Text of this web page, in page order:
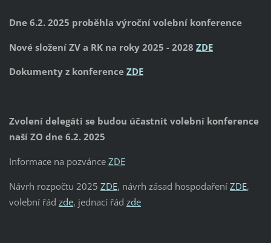
Dne 6.2. 2025 proběhla výroční volební konference
Nové složení ZV a RK na roky 2025 - 2028 ZDE
Dokumenty z konference ZDE
Zvolení delegáti se budou účastnit volební konference
naší ZO dne 6.2. 2025
Informace na pozvánce ZDE
Návrh rozpočtu 2025 ZDE, návrh zásad hospodaření ZDE,
volební řád zde, jednací řád zde